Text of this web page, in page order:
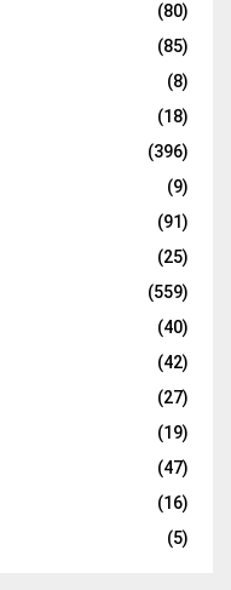
(80)
(85)
(8)
(18)
(396)
(9)
(91)
(25)
(559)
(40)
(42)
(27)
(19)
(47)
(16)
(5)